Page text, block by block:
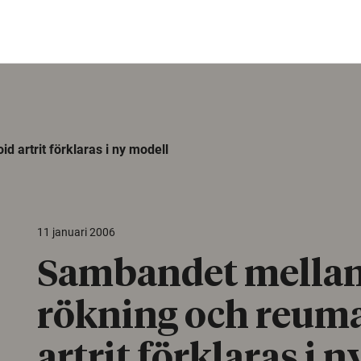
artrit förklaras i ny modell
11 januari 2006
Sambandet
rökning och